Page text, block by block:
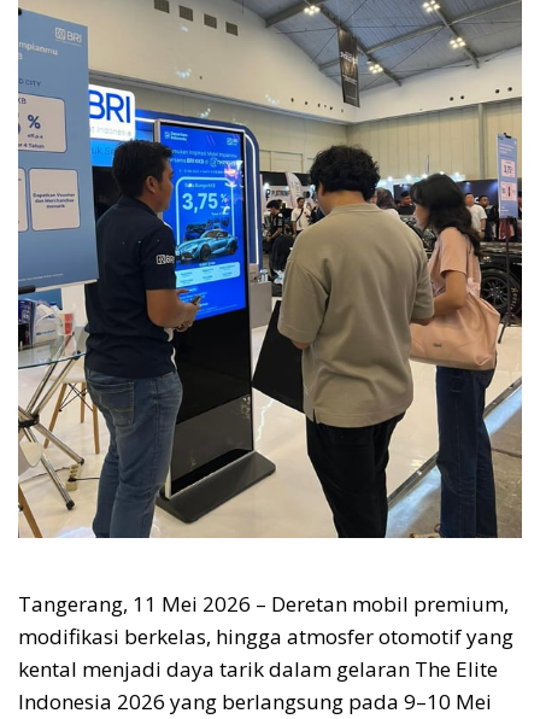
Tangerang, 11 Mei 2026 – Deretan mobil premium,
modifikasi berkelas, hingga atmosfer otomotif yang
kental menjadi daya tarik dalam gelaran The Elite
Indonesia 2026 yang berlangsung pada 9–10 Mei